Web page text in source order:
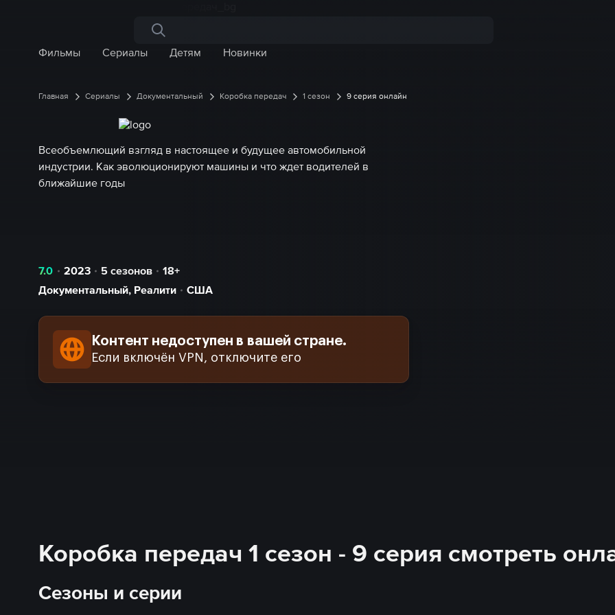
Поиск по сайту
Фильмы
Сериалы Детям Новинки
Главная Сериалы Документальный Коробка передач 1 сезон 9 серия онлайн
Всеобъемлющий взгляд в настоящее и будущее автомобильной
индустрии. Как эволюционируют машины и что ждет водителей в
ближайшие годы
7.0 2023 5 сезонов
18+
Документальный, Реалити США
Контент недоступен в вашей стране.
Если включён VPN, отключите его
Коробка передач 1 сезон - 9 серия смотреть
Сезоны и серии